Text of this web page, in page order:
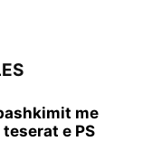
me
e PS